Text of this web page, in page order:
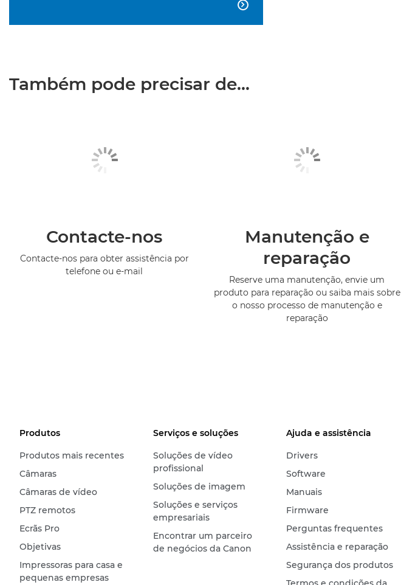

Também pode precisar de...
Contacte-nos
Contacte-nos para obter assistência por
telefone ou e-mail
Manutenção e
reparação
Reserve uma manutenção, envie um
produto para reparação ou saiba mais sobre
o nosso processo de manutenção e
reparação
Produtos
Produtos mais recentes
Câmaras
Câmaras de vídeo
PTZ remotos
Ecrãs Pro
Objetivas
Impressoras para casa e
pequenas empresas
Serviços e soluções
Soluções de vídeo
profissional
Soluções de imagem
Soluções e serviços
empresariais
Encontrar um parceiro
de negócios da Canon
Ajuda e assistência
Drivers
Software
Manuais
Firmware
Perguntas frequentes
Assistência e reparação
Segurança dos produtos